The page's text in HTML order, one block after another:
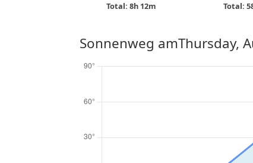
Total: 8h 12m Total:
Sonnenweg amThursday,